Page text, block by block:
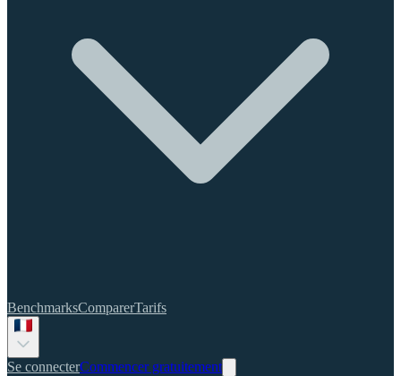
BenchmarksComparerTarifs
Se connecterCommencer gratuitement